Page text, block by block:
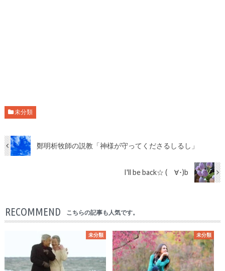
未分類
鄭明析牧師の説教「神様が守ってくださるしるし」
I'll be back☆ (ゝ∀･)b
RECOMMEND こちらの記事も人気です。
未分類 未分類